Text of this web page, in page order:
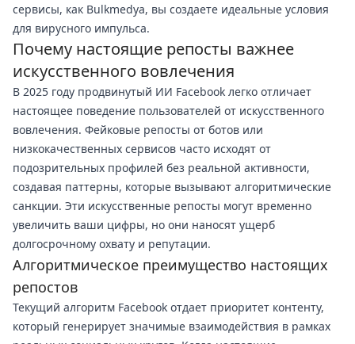
сервисы, как Bulkmedya, вы создаете идеальные условия
для вирусного импульса.
Почему настоящие репосты важнее
искусственного вовлечения
В 2025 году продвинутый ИИ Facebook легко отличает
настоящее поведение пользователей от искусственного
вовлечения. Фейковые репосты от ботов или
низкокачественных сервисов часто исходят от
подозрительных профилей без реальной активности,
создавая паттерны, которые вызывают алгоритмические
санкции. Эти искусственные репосты могут временно
увеличить ваши цифры, но они наносят ущерб
долгосрочному охвату и репутации.
Алгоритмическое преимущество настоящих
репостов
Текущий алгоритм Facebook отдает приоритет контенту,
который генерирует значимые взаимодействия в рамках